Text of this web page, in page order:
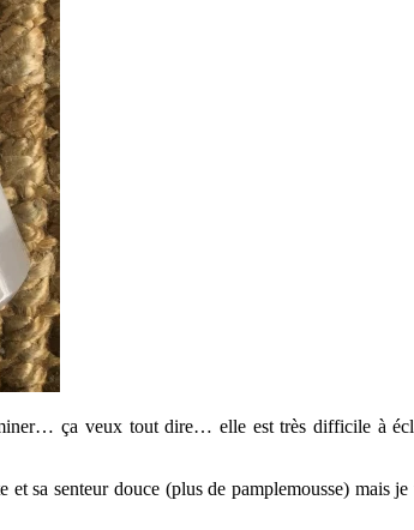
ça veux tout dire… elle est très difficile à
et sa senteur douce (plus de pamplemousse)